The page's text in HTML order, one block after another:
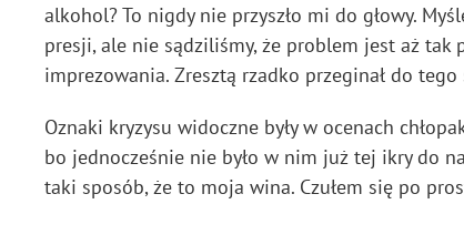
alkohol? To nigdy nie przyszło mi do głowy.
presji, ale nie sądziliśmy, że problem jest aż tak
imprezowania. Zresztą rzadko przeginał do
Oznaki kryzysu widoczne były w ocenach
bo jednocześnie nie było w nim już tej ikry do
taki sposób, że to moja wina. Czułem się po